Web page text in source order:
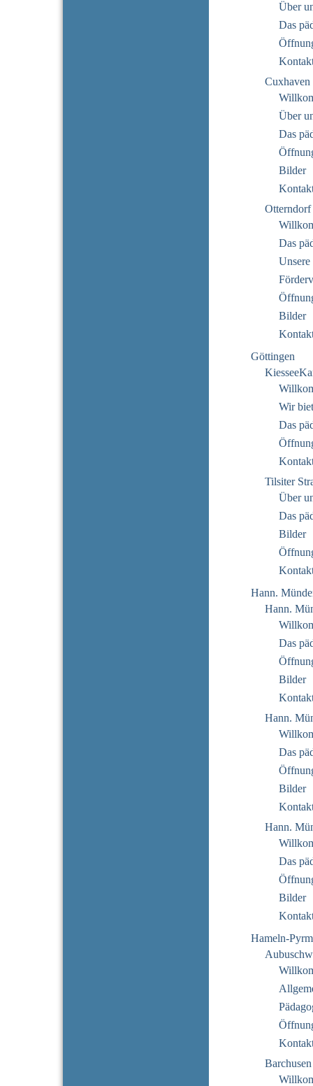
Über
Das
Über
Das
Bilder
Otterndorf
Das
Unsere
Bilder
Göttingen
Wir
Das
Tilsiter
Über
Das
Bilder
Hann.
Hann.
Das
Bilder
Hann.
Das
Bilder
Hann.
Das
Bilder
Hameln-
Barchusen